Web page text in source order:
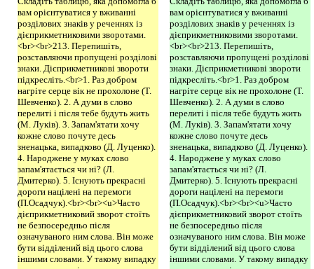
вам орієнтуватися у вживанні
розділових знаків у реченнях із
дієприкметниковими зворотами.
<br><br>213. Перепишіть,
розставляючи пропущені розділові
знаки. Дієприкметникові звороти
підкресліть.<br>1. Раз добром
нагріте серце вік не прохолоне (Т.
Шевченко). 2. А думи в слово
перелиті і після тебе будуть жить
(М. Луків). 3. Запам'ятати хочу
кожне слово почуте десь
зненацька, випадково (Д. Луценко).
4. Народжене у муках слово
запам'ятається чи ні? (Л.
Дмитерко). 5. Існують прекрасні
дороги націлені на перемоги
(П.Осадчук).<br><br><u>Часто
дієприкметниковий зворот стоїть
не безпосередньо після
означуваного ним слова. Він може
бути відділений від цього слова
іншими словами. У такому випадку
вам орієнтуватися у вживанні
розділових знаків у реченнях із
дієприкметниковими зворотами.
<br><br>213. Перепишіть,
розставляючи пропущені розділові
знаки. Дієприкметникові звороти
підкресліть.<br>1. Раз добром
нагріте серце вік не прохолоне (Т.
Шевченко). 2. А думи в слово
перелиті і після тебе будуть жить
(М. Луків). 3. Запам'ятати хочу
кожне слово почуте десь
зненацька, випадково (Д. Луценко).
4. Народжене у муках слово
запам'ятається чи ні? (Л.
Дмитерко). 5. Існують прекрасні
дороги націлені на перемоги
(П.Осадчук).<br><br><u>Часто
дієприкметниковий зворот стоїть
не безпосередньо після
означуваного ним слова. Він може
бути відділений від цього слова
іншими словами. У такому випадку